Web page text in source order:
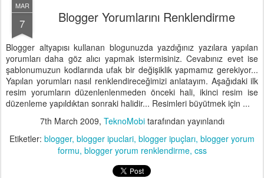
MAR
7 Blogger Yorumlarını Renklendirme
Blogger altyapısı kullanan blogunuzda yazdığınız yazılara yapılan
yorumları daha göz alıcı yapmak istermisiniz. Cevabınız evet ise
şablonumuzun kodlarında ufak bir değişiklik yapmamız gerekiyor...
Yapılan yorumları nasıl renklendireceğimizi anlatayım. Aşağıdaki ilk
resim yorumların düzenlenlenmeden önceki hali, ikinci resim ise
düzenleme yapıldıktan sonraki halidir... Resimleri büyütmek için ...
7th March 2009, TeknoMobitarafından yayınlandı
Etiketler: blogger blogger ipuclari blogger ipuçları blogger yorum
formu blogger yorum renklendirme css